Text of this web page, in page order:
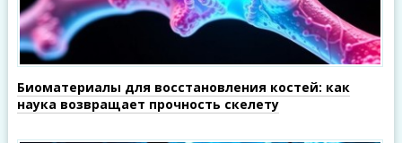
Биоматериалы для восстановления костей: как
наука возвращает прочность скелету